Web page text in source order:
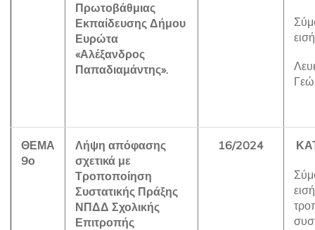
Πρωτοβάθμιας
Εκπαίδευσης Δήμου
Ευρώτα
«Αλέξανδρος
Παπαδιαμάντης».
ΘΕΜΑ
9ο
Λήψη απόφασης
σχετικά με
Τροποποίηση
Συστατικής Πράξης
ΝΠΔΔ Σχολικής
Επιτροπής
16/2024